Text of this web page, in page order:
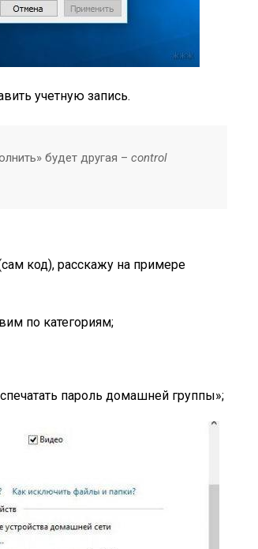
учетную запись.
будет другая – control
код), расскажу на примере
по категориям;
пароль домашней группы»;